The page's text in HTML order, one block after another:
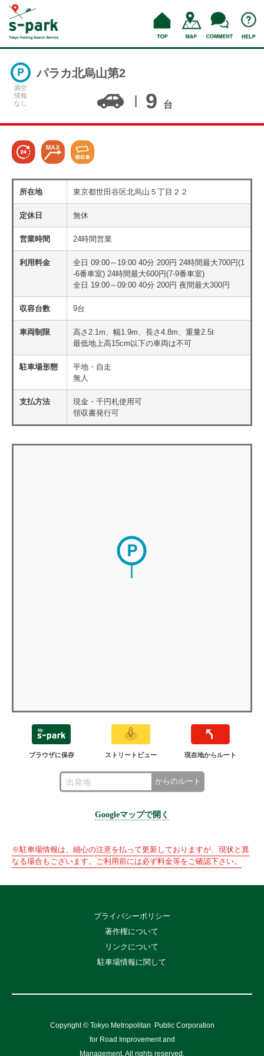
満空
情報
なし
パラカ北烏山第2
9 台
所在地 東京都世田谷区北烏山５丁目２２
定休日 無休
営業時間 24時間営業
利用料金
全日 09:00～19:00 40分 200円 24時間最大700円(1
-6番車室) 24時間最大600円(7-9番車室)
全日 19:00～09:00 40分 200円 夜間最大300円
収容台数 9台
車両制限
高さ2.1m、幅1.9m、長さ4.8m、重量2.5t
最低地上高15cm以下の車両は不可
駐車場形態
平地・自走
無人
支払方法
現金・千円札使用可
領収書発行可
ブラウザに保存 ストリートビュー 現在地からルート
からのルート
Googleマップで開く
※駐車場情報は、細心の注意を払って更新しておりますが、現状と異
なる場合もございます。ご利用前には必ず料金等をご確認下さい。
プライバシーポリシー
著作権について
リンクについて
駐車場情報に関して
Copyright © Tokyo Metropolitan
Public Corporation
for Road Improvement and
Management, All rights reserved.